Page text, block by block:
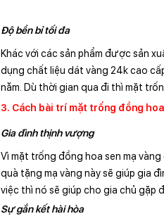
Độ bền bỉ tối đa
Khác với các sản phẩm được sản
dụng chất liệu dát vàng 24k cao
năm. Dù thời gian qua đi thì mặt
3. Cách bài trí mặt trống đồng hoa
Gia đình thịnh vượng
Vì mặt trống đồng hoa sen mạ
quà tặng mạ vàng này sẽ giúp gia
việc thì nó sẽ giúp cho gia chủ gặp
Sự gắn kết hài hòa